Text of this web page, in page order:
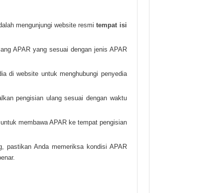
mengunjungi website resmitempat isi
APAR yang sesuai dengan jenis APAR
di website untuk menghubungi penyedia
pengisian ulang sesuai dengan waktu
membawa APAR ke tempat pengisian
pastikan Anda memeriksa kondisi APAR